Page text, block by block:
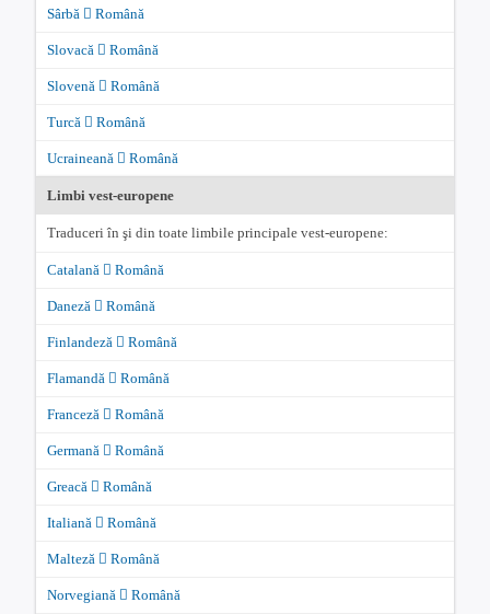
Sârbă Română
Slovacă Română
Slovenă Română
Turcă Română
Ucraineană Română
Limbi vest-europene
Traduceri în şi din toate limbile principale vest-europene:
Catalană Română
Daneză Română
Finlandeză Română
Flamandă Română
Franceză Română
Germană Română
Greacă Română
Italiană Română
Malteză Română
Norvegiană Română